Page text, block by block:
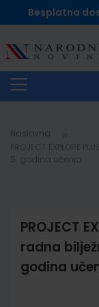
Besplatna
Naslovna
PROJECT
radna
godina